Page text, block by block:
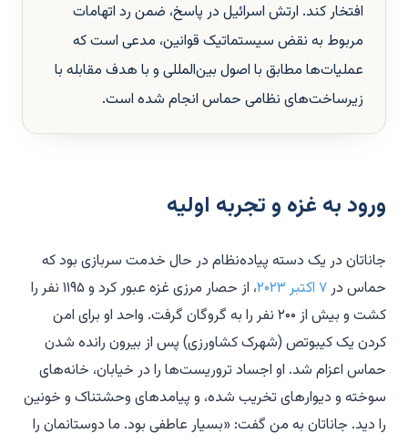
افتخار کند. ارتش اسرائیل در پاسخ، ضمن رد اتهامات
مربوط به نقض سیستماتیک قوانین، مدعی است که
عملیات‌ها مطابق با اصول بین‌المللی و با هدف مقابله با
زیرساخت‌های نظامی حماس انجام شده است.
ورود به غزه و تجربه اولیه
جاناتان در یک دسته پیاده‌نظام در حال خدمت سربازی بود که
حماس در۷ اکتبر ۲۰۲۳
، از حصار مرزی غزه عبور کرد و ۱۱۹۵ نفر را
کشت و بیش از ۲۰۰ نفر را به گروگان گرفت. واحد او برای امن
کردن یک کیبوتص (شهرک کشاورزی) پس از بیرون رانده شدن
حماس اعزام شد. او اجساد تروریست‌ها را در خیابان، خانه‌های
سوخته و دیوارهای تخریب شده، و پیامدهای وحشتناک و خونین
را دید. جاناتان به من گفت: «بسیار عاطفی بود. ما دوستانمان را